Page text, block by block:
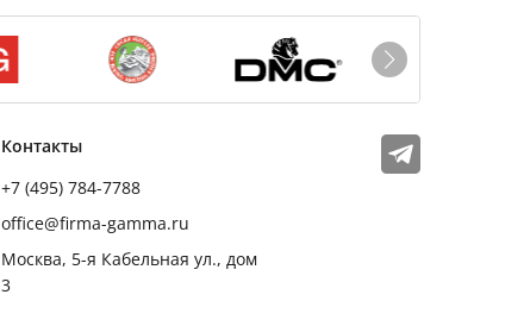
Контакты
+7 (495) 784-7788
office@firma-gamma.ru
Москва, 5-я Кабельная ул., дом
3
Мы в соцсетях
Телеграм